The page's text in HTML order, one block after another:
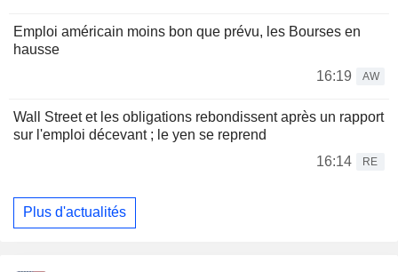
Emploi américain moins bon que prévu, les Bourses en
hausse
16:19
AW
Wall Street et les obligations rebondissent après un rapport
sur l'emploi décevant ; le yen se reprend
16:14
RE
Plus d'actualités